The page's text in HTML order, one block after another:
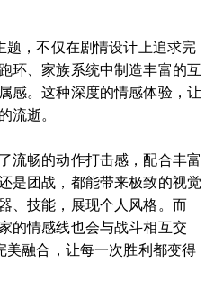
题，不仅在剧情设计上追求完
环、家族系统中制造丰富的互
感。这种深度的情感体验，让
流逝。
流畅的动作打击感，配合丰富
是团战，都能带来极致的视觉
、技能，展现个人风格。而
的情感线也会与战斗相互交
美融合，让每一次胜利都变得